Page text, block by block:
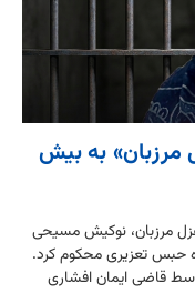
به بیش
تهران، غزل مرزبان، نوکیش مسیحی
۹ سال و هشت ماه حبس تعزیری محکوم کرد.
قاضی ایمان افشاری